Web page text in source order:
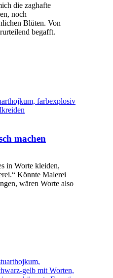
die zaghafte
noch
Blüten. Von
begafft.
machen
in Worte kleiden,
Könnte Malerei
wären Worte also